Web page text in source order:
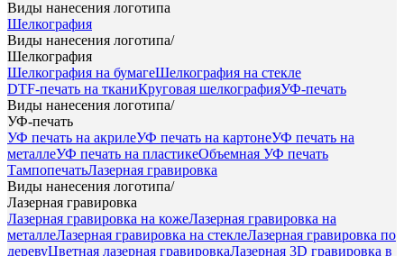
Виды нанесения логотипа
Шелкография
Виды нанесения логотипа/
Шелкография
Шелкография на бумагеШелкография на стекле
DTF-печать на тканиКруговая шелкографияУФ-печать
Виды нанесения логотипа/
УФ-печать
УФ печать на акрилеУФ печать на картонеУФ печать на
металлеУФ печать на пластикеОбъемная УФ печать
ТампопечатьЛазерная гравировка
Виды нанесения логотипа/
Лазерная гравировка
Лазерная гравировка на кожеЛазерная гравировка на
металлеЛазерная гравировка на стеклеЛазерная гравировка по
деревуЦветная лазерная гравировкаЛазерная 3D гравировка в